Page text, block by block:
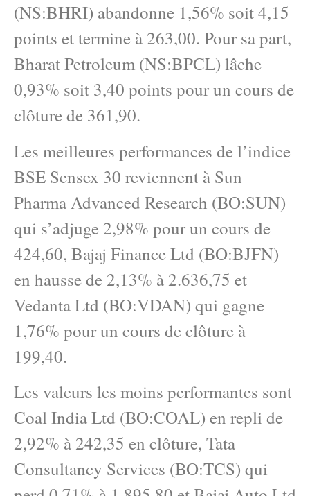
(NS:BHRI) abandonne 1,56% soit 4,15
points et termine à 263,00. Pour sa part,
Bharat Petroleum (NS:BPCL) lâche
0,93% soit 3,40 points pour un cours de
clôture de 361,90.
Les meilleures performances de l’indice
BSE Sensex 30 reviennent à Sun
Pharma Advanced Research (BO:SUN)
qui s’adjuge 2,98% pour un cours de
424,60, Bajaj Finance Ltd (BO:BJFN)
en hausse de 2,13% à 2.636,75 et
Vedanta Ltd (BO:VDAN) qui gagne
1,76% pour un cours de clôture à
199,40.
Les valeurs les moins performantes sont
Coal India Ltd (BO:COAL) en repli de
2,92% à 242,35 en clôture, Tata
Consultancy Services (BO:TCS) qui